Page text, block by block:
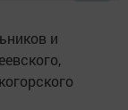
и